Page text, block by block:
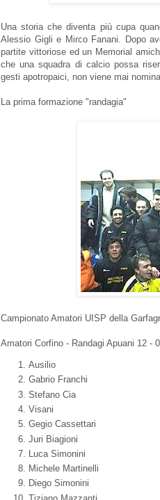
Una storia che diventa più cupa
Alessio Gigli e Mirco Fanani. Dopo
partite vittoriose ed un Memorial
che una squadra di calcio possa
gesti apotropaici, non viene mai
La prima formazione "randagia"
Campionato Amatori UISP della
Amatori Corfino - Randagi Apuani 12 - 0
Ausilio
Gabrio Franchi
Stefano Cia
Visani
Gegio Cassettari
Juri Biagioni
Luca Simonini
Michele Martinelli
Diego Simonini